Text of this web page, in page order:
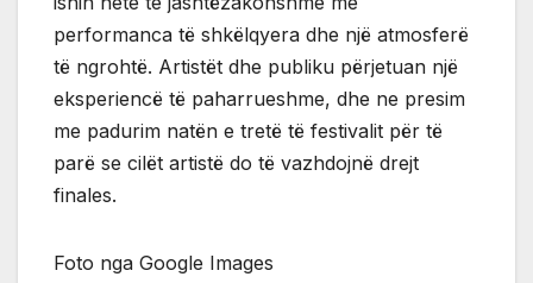
performanca të shkëlqyera dhe një atmosferë
të ngrohtë. Artistët dhe publiku përjetuan një
eksperiencë të paharrueshme, dhe ne presim
me padurim natën e tretë të festivalit për të
parë se cilët artistë do të vazhdojnë drejt
finales.
Foto nga Google Images